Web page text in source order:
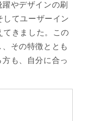
やデザインの刷
してユーザーイン
てきました。この
その特徴ととも
も、自分に合っ